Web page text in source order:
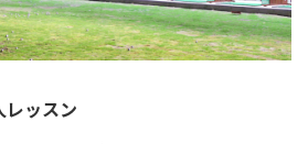
レッスン